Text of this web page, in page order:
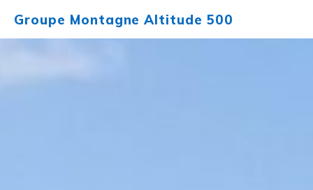
contenu
Groupe Montagne Altitude 500